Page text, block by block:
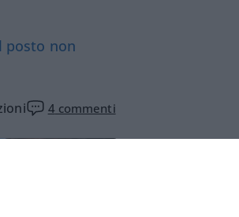
posto non
4 commenti